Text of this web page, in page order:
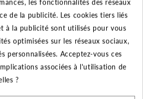
de la publicité. Les cookies tiers liés
à la publicité sont utilisés pour vous
optimisées sur les réseaux sociaux,
personnalisées. Acceptez-vous ces
associées à l'utilisation de
?